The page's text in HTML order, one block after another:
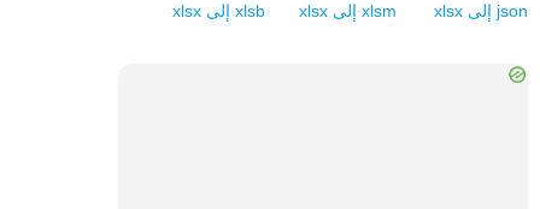
json إلى xlsx
xlsm إلى xlsx
xlsb إلى xlsx